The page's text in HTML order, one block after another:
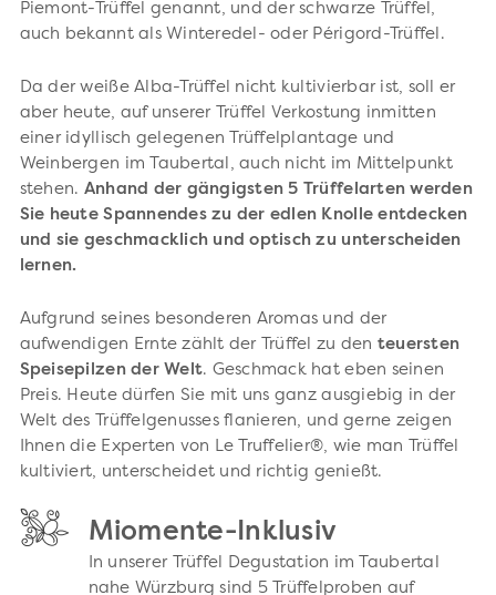
Piemont-Trüffel genannt, und der schwarze Trüffel,
auch bekannt als Winteredel- oder Périgord-Trüffel.
Da der weiße Alba-Trüffel nicht kultivierbar ist, soll er
aber heute, auf unserer Trüffel Verkostung inmitten
einer idyllisch gelegenen Trüffelplantage und
Weinbergen im Taubertal, auch nicht im Mittelpunkt
stehen. Anhand der gängigsten 5 Trüffelarten werden
Sie heute Spannendes zu der edlen Knolle entdecken
und sie geschmacklich und optisch zu unterscheiden
lernen.
Aufgrund seines besonderen Aromas und der
aufwendigen Ernte zählt der Trüffel zu den teuersten
Speisepilzen der Welt. Geschmack hat eben seinen
Preis. Heute dürfen Sie mit uns ganz ausgiebig in der
Welt des Trüffelgenusses flanieren, und gerne zeigen
Ihnen die Experten von Le Truffelier®, wie man Trüffel
kultiviert, unterscheidet und richtig genießt.
Miomente-Inklusiv
In unserer Trüffel Degustation im Taubertal
nahe Würzburg sind 5 Trüffelproben auf